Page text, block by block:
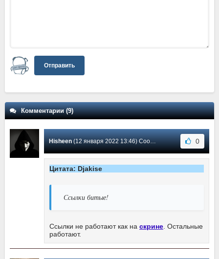
Отправить
Комментарии (9)
Hisheen(12 января 2022 13:46) Сообщение #9 0
Цитата: Djakise
Ссылки битые!
Ссылки не работают как на скрине . Остальные
работают.